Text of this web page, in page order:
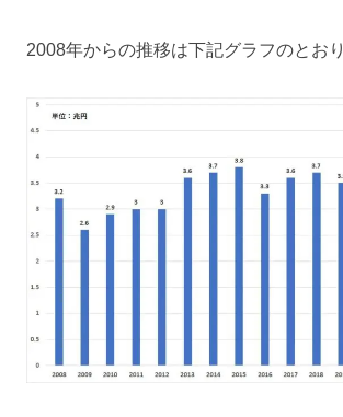
2008年からの推移は下記グラフのとおり